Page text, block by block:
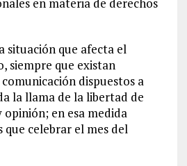
situación que afecta el
siempre que existan
dispuestos a
la llama de la libertad de
opinión; en esa medida
celebrar el mes del